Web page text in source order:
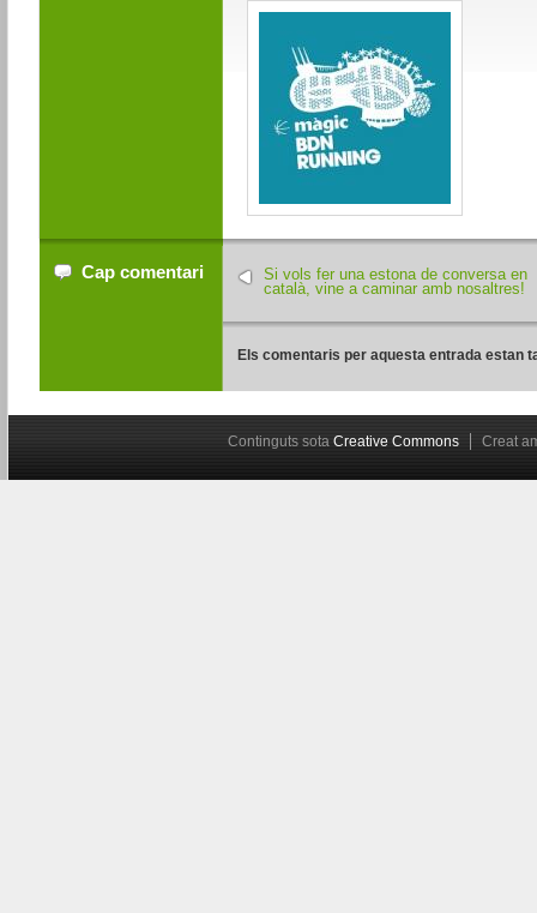
Cap comentari
Si vols fer una estona de conversa en
català, vine a caminar amb nosaltres!
Els comentaris per aquesta entrada estan
Continguts sota Creative Commons Creat